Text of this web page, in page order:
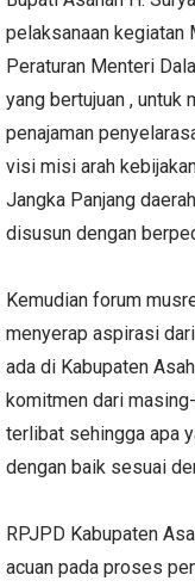
pelaksanaan kegiatan
Peraturan Menteri
yang bertujuan , untuk
penajaman
visi misi arah
Jangka Panjang
disusun dengan
Kemudian forum
menyerap aspirasi
ada di Kabupaten
komitmen dari
terlibat sehingga apa
dengan baik sesuai
RPJPD Kabupaten
acuan pada proses